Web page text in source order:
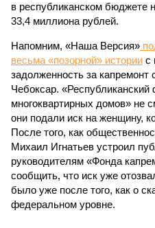
в республиканском бюджете
33,4 миллиона рублей.
Напомним, «Наша Версия»
весьма «позорной» истории с
задолженность за
Чебоксар. «Республиканский
многоквартирных домов» не
они подали иск на женщину,
После того, как
Михаил Игнатьев устроил
руководителям «Фонда
сообщить, что иск уже
было уже после того, как о
федеральном уровне.